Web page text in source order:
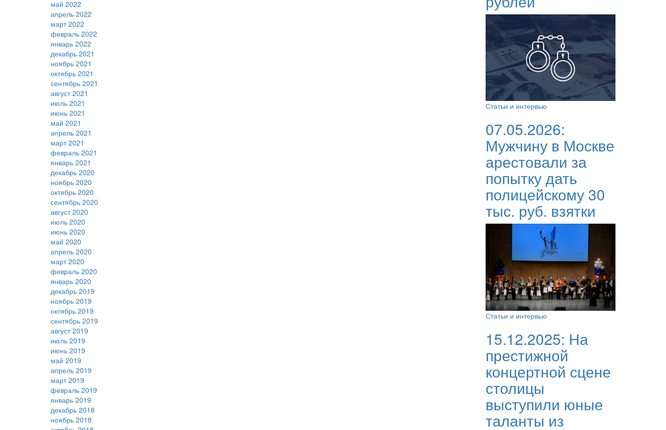
май 2022
апрель 2022
март 2022
февраль 2022
январь 2022
декабрь 2021
ноябрь 2021
октябрь 2021
сентябрь 2021
август 2021
июль 2021
июнь 2021
май 2021
апрель 2021
март 2021
февраль 2021
январь 2021
декабрь 2020
ноябрь 2020
октябрь 2020
сентябрь 2020
август 2020
июль 2020
июнь 2020
май 2020
апрель 2020
март 2020
февраль 2020
январь 2020
декабрь 2019
ноябрь 2019
октябрь 2019
сентябрь 2019
август 2019
июль 2019
июнь 2019
май 2019
апрель 2019
март 2019
февраль 2019
январь 2019
декабрь 2018
ноябрь 2018
Статьи и интервью
07.05.2026:
Мужчину в Москве
арестовали за
попытку дать
полицейскому 30
тыс. руб. взятки
Статьи и интервью
15.12.2025: На
престижной
концертной сцене
столицы
выступили юные
таланты из